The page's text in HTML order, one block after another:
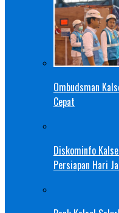
Ombudsman
Cepat
Diskominfo
Persiapan Hari